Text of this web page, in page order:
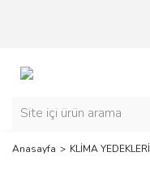
Anasayfa KLİMA YEDEKLERİ